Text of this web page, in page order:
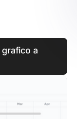
grafico a